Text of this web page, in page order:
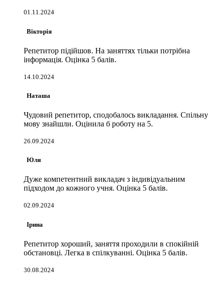
01.11.2024
Вікторія
Репетитор підійшов. На заняттях тільки потрібна
інформація. Оцінка 5 балів.
14.10.2024
Наташа
Чудовий репетитор, сподобалось викладання. Спільну
мову знайшли. Оцінила б роботу на 5.
26.09.2024
Юля
Дуже компетентний викладач з індивідуальним
підходом до кожного учня. Оцінка 5 балів.
02.09.2024
Ірина
Репетитор хороший, заняття проходили в спокійній
обстановці. Легка в спілкуванні. Оцінка 5 балів.
30.08.2024